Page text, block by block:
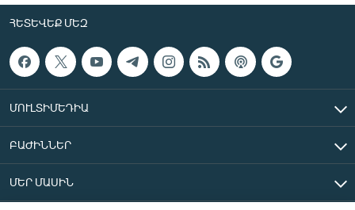
ՀԵՏԵՎԵՔ ՄԵԶ
ՄՈՒԼՏԻՄԵԴԻԱ
ԲԱԺԻՆՆԵՐ
ՄԵՐ ՄԱՍԻՆ